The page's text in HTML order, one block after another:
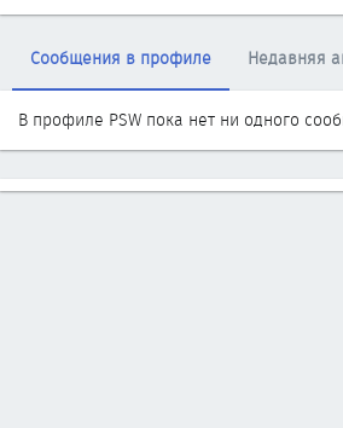
Сообщения в профиле Недавняя
В профиле PSW пока нет ни одного